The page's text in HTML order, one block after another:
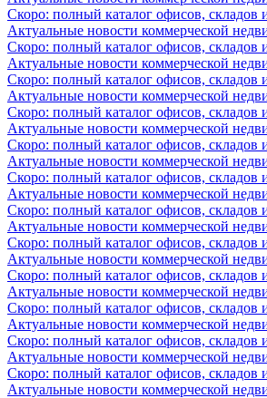
Скоро: полный каталог офисов, складов
Актуальные новости коммерческой
Скоро: полный каталог офисов, складов
Актуальные новости коммерческой
Скоро: полный каталог офисов, складов
Актуальные новости коммерческой
Скоро: полный каталог офисов, складов
Актуальные новости коммерческой
Скоро: полный каталог офисов, складов
Актуальные новости коммерческой
Скоро: полный каталог офисов, складов
Актуальные новости коммерческой
Скоро: полный каталог офисов, складов
Актуальные новости коммерческой
Скоро: полный каталог офисов, складов
Актуальные новости коммерческой
Скоро: полный каталог офисов, складов
Актуальные новости коммерческой
Скоро: полный каталог офисов, складов
Актуальные новости коммерческой
Скоро: полный каталог офисов, складов
Актуальные новости коммерческой
Скоро: полный каталог офисов, складов
Актуальные новости коммерческой